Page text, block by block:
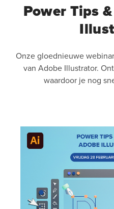
Power Tips
Onze gloednieuwe
van Adobe Illustrator.
waardoor je nog